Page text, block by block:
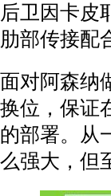
后卫因卡皮
肋部传接配
面对阿森纳
换位，保证
的部署。从
么强大，但